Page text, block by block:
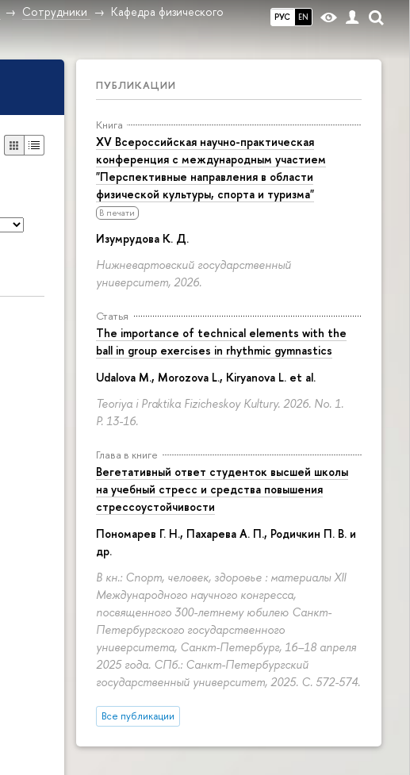
РУС EN
Сотрудники
Кафедра физического
ПУБЛИКАЦИИ
Книга
XV Всероссийская научно-практическая
конференция с международным участием
"Перспективные направления в области
физической культуры, спорта и туризма"
В печати
Изумрудова К. Д.
Нижневартовский государственный
университет, 2026.
Статья
The importance of technical elements with the
ball in group exercises in rhythmic gymnastics
Udalova M., Morozova L., Kiryanova L. et al.
Teoriya i Praktika Fizicheskoy Kultury. 2026. No. 1.
P. 13-16.
Глава в книге
Вегетативный ответ студенток высшей школы
на учебный стресс и средства повышения
стрессоустойчивости
Пономарев Г. Н., Пахарева А. П., Родичкин П. В. и
др.
В кн.: Спорт, человек, здоровье : материалы XII
Международного научного конгресса,
посвященного 300-летнему юбилею Санкт-
Петербургского государственного
университета, Санкт-Петербург, 16–18 апреля
2025 года. СПб.: Санкт-Петербургский
государственный университет, 2025. С. 572-574.
Все публикации